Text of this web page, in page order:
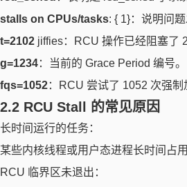
stalls on CPUs/tasks: { 1}：说明问
t=2102 jiffies：RCU 操作已经阻塞了
g=1234：当前的 Grace Period 编号。
fqs=1052：RCU 尝试了 1052 次强
2.2 RCU Stall 的常见原因
长时间运行的任务：
某些内核线程或用户态进程长时间占
RCU 临界区未退出：